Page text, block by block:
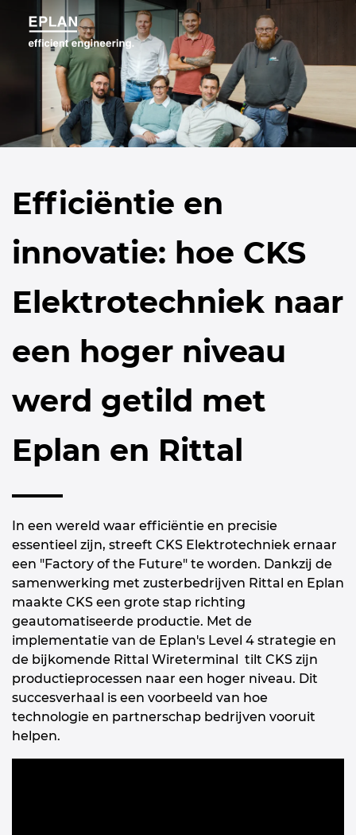
Efficiëntie en
innovatie: hoe CKS
Elektrotechniek naar
een hoger niveau
werd getild met
Eplan en Rittal
In een wereld waar efficiëntie en precisie
essentieel zijn, streeft CKS Elektrotechniek ernaar
een "Factory of the Future" te worden. Dankzij de
samenwerking met zusterbedrijven Rittal en Eplan
maakte CKS een grote stap richting
geautomatiseerde productie. Met de
implementatie van de Eplan's Level 4 strategie en
de bijkomende Rittal Wireterminal tilt CKS zijn
productieprocessen naar een hoger niveau. Dit
succesverhaal is een voorbeeld van hoe
technologie en partnerschap bedrijven vooruit
helpen.